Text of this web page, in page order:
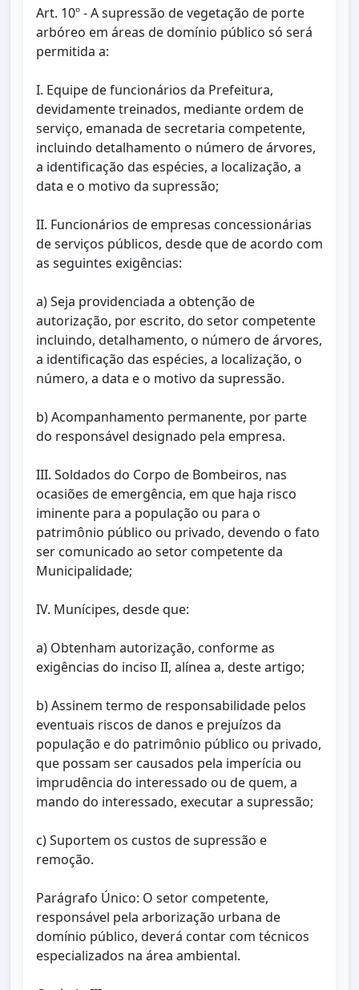
Art. 10º - A supressão de vegetação de porte
arbóreo em áreas de domínio público só será
permitida a:
I. Equipe de funcionários da Prefeitura,
devidamente treinados, mediante ordem de
serviço, emanada de secretaria competente,
incluindo detalhamento o número de árvores,
a identificação das espécies, a localização, a
data e o motivo da supressão;
II. Funcionários de empresas concessionárias
de serviços públicos, desde que de acordo com
as seguintes exigências:
a) Seja providenciada a obtenção de
autorização, por escrito, do setor competente
incluindo, detalhamento, o número de árvores,
a identificação das espécies, a localização, o
número, a data e o motivo da supressão.
b) Acompanhamento permanente, por parte
do responsável designado pela empresa.
III. Soldados do Corpo de Bombeiros, nas
ocasiões de emergência, em que haja risco
iminente para a população ou para o
patrimônio público ou privado, devendo o fato
ser comunicado ao setor competente da
Municipalidade;
IV. Munícipes, desde que:
a) Obtenham autorização, conforme as
exigências do inciso II, alínea a, deste artigo;
b) Assinem termo de responsabilidade pelos
eventuais riscos de danos e prejuízos da
população e do patrimônio público ou privado,
que possam ser causados pela imperícia ou
imprudência do interessado ou de quem, a
mando do interessado, executar a supressão;
c) Suportem os custos de supressão e
remoção.
Parágrafo Único: O setor competente,
responsável pela arborização urbana de
domínio público, deverá contar com técnicos
especializados na área ambiental.